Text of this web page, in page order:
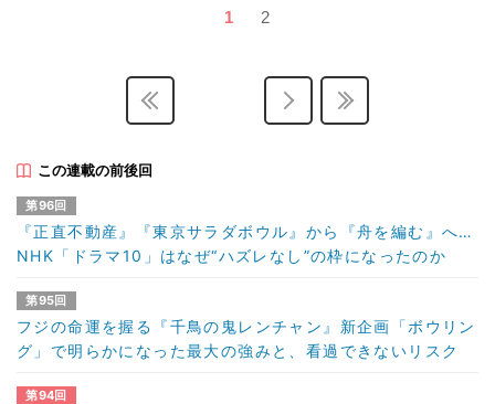
1 2
この連載の前後回
第96回
『正直不動産』『東京サラダボウル』から『舟を編む』へ…
NHK「ドラマ10」はなぜ“ハズレなし”の枠になったのか
第95回
フジの命運を握る『千鳥の鬼レンチャン』新企画「ボウリン
グ」で明らかになった最大の強みと、看過できないリスク
第94回